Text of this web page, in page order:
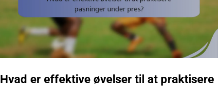
Hvad er effektive øvelser til at praktisere